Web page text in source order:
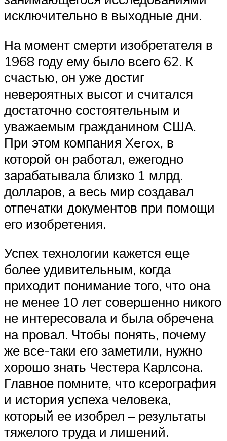
исключительно в выходные дни.
На момент смерти изобретателя в
1968 году ему было всего 62. К
счастью, он уже достиг
невероятных высот и считался
достаточно состоятельным и
уважаемым гражданином США.
При этом компания Xerox, в
которой он работал, ежегодно
зарабатывала близко 1 млрд.
долларов, а весь мир создавал
отпечатки документов при помощи
его изобретения.
Успех технологии кажется еще
более удивительным, когда
приходит понимание того, что она
не менее 10 лет совершенно никого
не интересовала и была обречена
на провал. Чтобы понять, почему
же все-таки его заметили, нужно
хорошо знать Честера Карлсона.
Главное помните, что ксерография
и история успеха человека,
который ее изобрел – результаты
тяжелого труда и лишений.